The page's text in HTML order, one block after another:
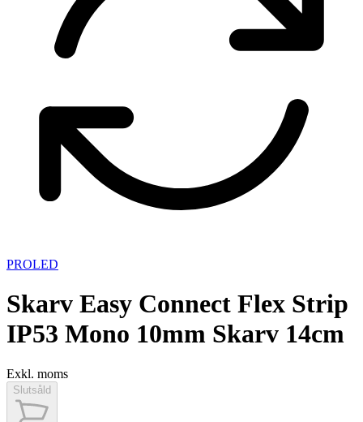
PROLED
Skarv Easy Connect Flex Strip
IP53 Mono 10mm Skarv 14cm
Exkl. moms
Slutsåld